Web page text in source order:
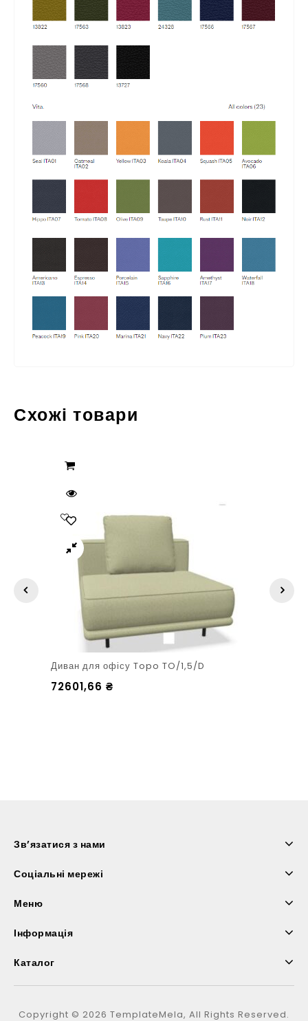
Схожі товари
Диван для офісу Topo TO/1,5/D
72601,66 ₴
Зв’язатися з нами
Соціальні мережі
Меню
Інформація
Каталог
Copyright © 2026 TemplateMela, All Rights Reserved.